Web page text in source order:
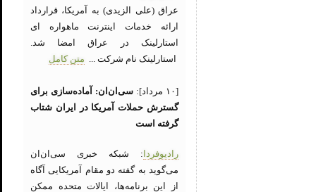
عراق (علی الزیدی) به آمریکا، قرارداد
ارائه خدمات اینترنت ماهواره ای
استارلینک در عراق امضا شد.
استارلینک نام شرکت ... متن کامل
[۱۰ مرداد]:
سی‌ان‌ان: آماده‌سازی برای
گسترش حملات آمریکا در ایران شتاب
گرفته است
رادیوفردا: شبکه خبری سی‌ان‌ان
می‌گوید به گفته دو مقام آمریکایی آگاه
از این برنامه‌ها، ایالات متحده ممکن